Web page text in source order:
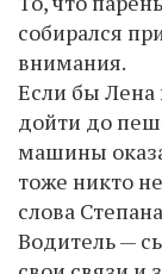
собирался
внимания.
Если бы Лена
дойти до
машины
тоже никто
слова
Водитель —